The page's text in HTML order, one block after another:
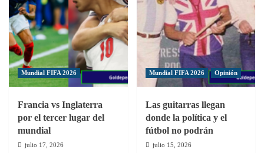
Mundial FIFA 2026
Francia vs Inglaterra
por el tercer lugar del
mundial
julio 17, 2026
Mundial FIFA 2026 Opinión
Las guitarras llegan
donde la política y el
fútbol no podrán
julio 15, 2026